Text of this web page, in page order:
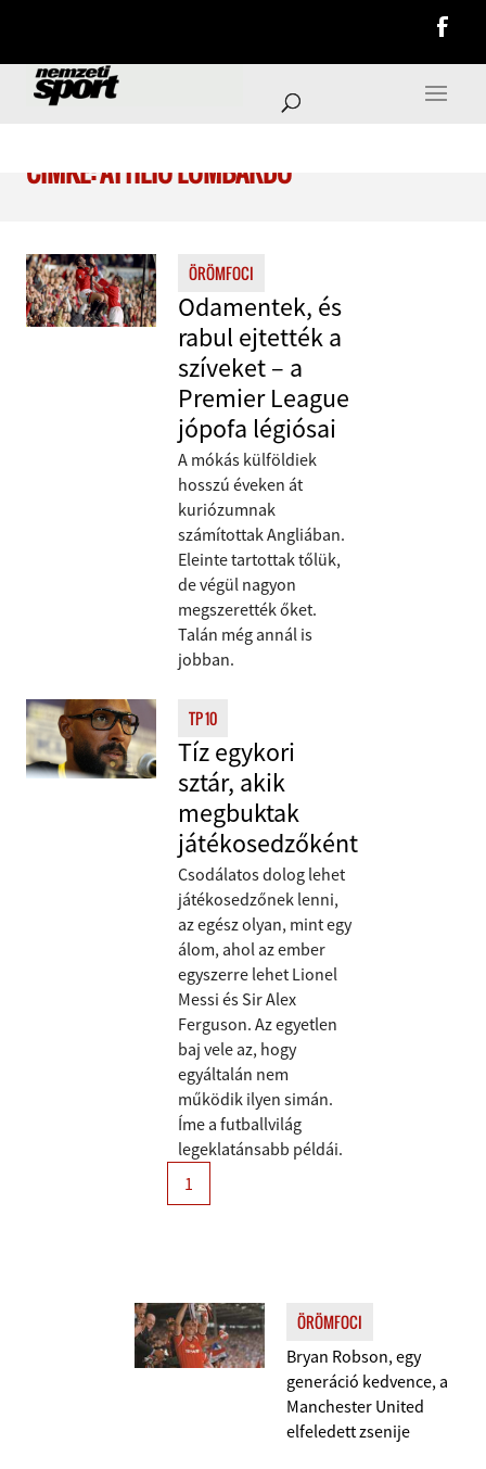
CÍMKE: ATTILIO LOMBARDO
ÖRÖMFOCI
Odamentek, és
rabul ejtették a
szíveket – a
Premier League
jópofa légiósai
A mókás külföldiek
hosszú éveken át
kuriózumnak
számítottak Angliában.
Eleinte tartottak tőlük,
de végül nagyon
megszerették őket.
Talán még annál is
jobban.
TP 10
Tíz egykori
sztár, akik
megbuktak
játékosedzőként
Csodálatos dolog lehet
játékosedzőnek lenni,
az egész olyan, mint egy
álom, ahol az ember
egyszerre lehet Lionel
Messi és Sir Alex
Ferguson. Az egyetlen
baj vele az, hogy
egyáltalán nem
működik ilyen simán.
Íme a futballvilág
legeklatánsabb példái.
1
ÖRÖMFOCI
Bryan Robson, egy
generáció kedvence, a
Manchester United
elfeledett zsenije